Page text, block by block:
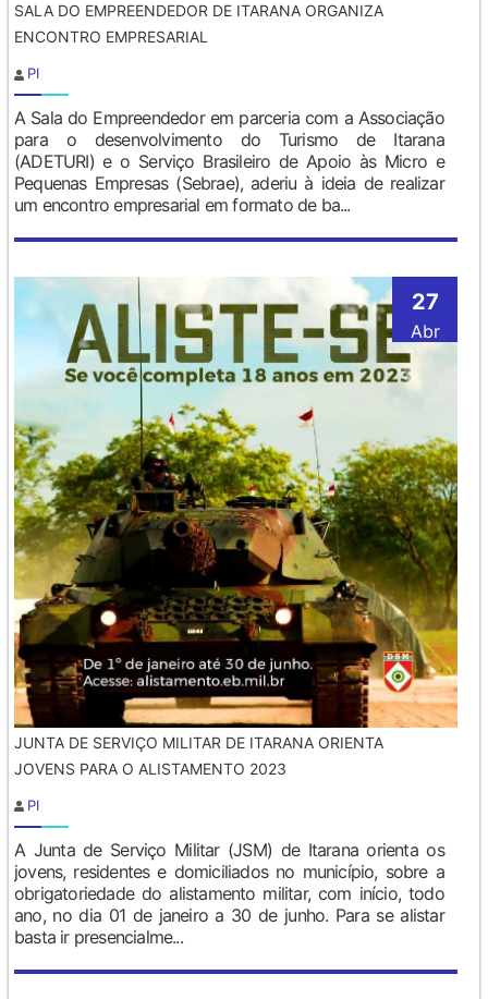
SALA DO EMPREENDEDOR DE ITARANA ORGANIZA
ENCONTRO EMPRESARIAL
PI
A Sala do Empreendedor em parceria com a Associação
para o desenvolvimento do Turismo de Itarana
(ADETURI) e o Serviço Brasileiro de Apoio às Micro e
Pequenas Empresas (Sebrae), aderiu à ideia de realizar
um encontro empresarial em formato de ba...
27
Abr
JUNTA DE SERVIÇO MILITAR DE ITARANA ORIENTA
JOVENS PARA O ALISTAMENTO 2023
PI
A Junta de Serviço Militar (JSM) de Itarana orienta os
jovens, residentes e domiciliados no município, sobre a
obrigatoriedade do alistamento militar, com início, todo
ano, no dia 01 de janeiro a 30 de junho. Para se alistar
basta ir presencialme...